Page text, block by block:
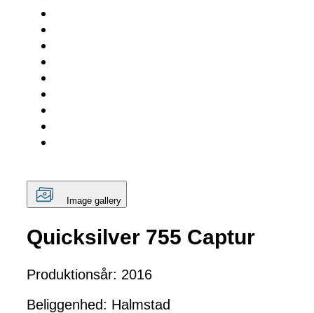
Image gallery
Quicksilver 755 Captur
Produktionsår: 2016
Beliggenhed: Halmstad